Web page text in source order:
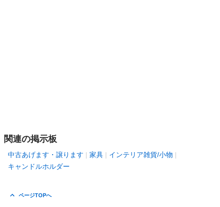
関連の掲示板
中古あげます・譲ります 家具
インテリア雑貨/小物
キャンドルホルダー
ページTOPへ